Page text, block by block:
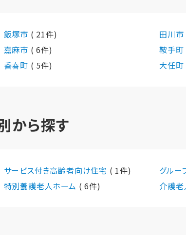
飯塚市 ( 21件)
田川市
嘉麻市 ( 6件)
鞍手町
香春町 ( 5件) 大任町
から探す
サービス付き高齢者向け住宅 ( 1件)
グル
特別養護老人ホーム ( 6件) 介護